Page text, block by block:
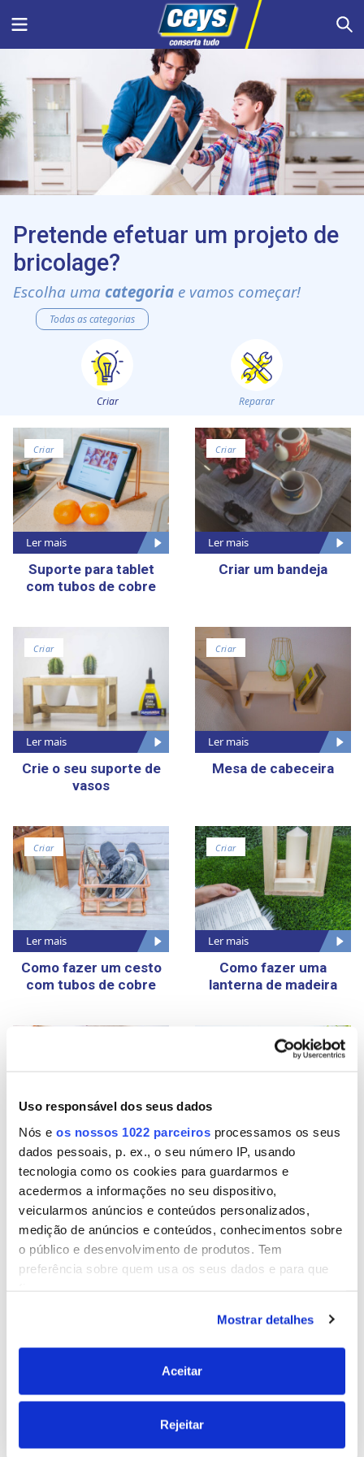
Uso responsável dos seus dados
Nós e os nossos 1022 parceiros processamos os seus
dados pessoais, p. ex., o seu número IP, usando
tecnologia como os cookies para guardarmos e
acedermos a informações no seu dispositivo,
veicularmos anúncios e conteúdos personalizados,
medição de anúncios e conteúdos, conhecimentos sobre
o público e desenvolvimento de produtos. Tem
preferência sobre quem usa os seus dados e para que
Se permitir, gostaríamos também de:
Recolher informações sobre a sua localização
geográfica as quais podem ter uma precisão de
ativa as características específicas (impressão
digital)
Mostrar detalhes
Aceitar
Rejeitar
Menu
Pretende efetuar um projeto de
bricolage?
Escolha uma categoria e vamos começar!
Todas as categorias
Criar Reparar
Criar
Ler mais
Suporte para tablet
com tubos de cobre
Criar
Ler mais
Criar um bandeja
Criar
Ler mais
Crie o seu suporte de
vasos
Criar
Ler mais
Mesa de cabeceira
Criar
Ler mais
Como fazer um cesto
com tubos de cobre
Criar
Ler mais
Como fazer uma
lanterna de madeira
Ler mais
Como fazer um porta-
revistas com tubos de
Ler mais
Como fazer um Porta-
Lápis com madeira e
cortiça
Criar
disfarce de bruxa
Criar
noiva